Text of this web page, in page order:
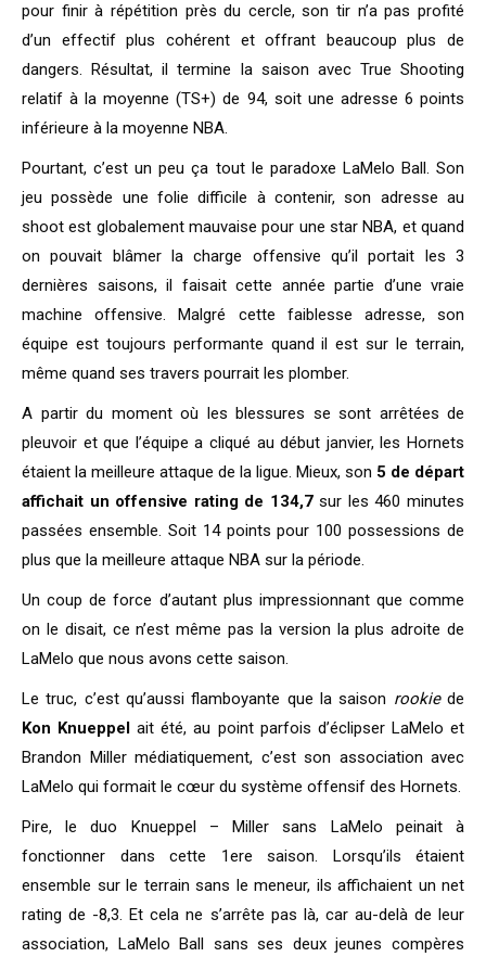
pour finir à répétition près du cercle, son tir n’a pas profité
d’un effectif plus cohérent et offrant beaucoup plus de
dangers. Résultat, il termine la saison avec True Shooting
relatif à la moyenne (TS+) de 94, soit une adresse 6 points
inférieure à la moyenne NBA.
Pourtant, c’est un peu ça tout le paradoxe LaMelo Ball. Son
jeu possède une folie difficile à contenir, son adresse au
shoot est globalement mauvaise pour une star NBA, et quand
on pouvait blâmer la charge offensive qu’il portait les 3
dernières saisons, il faisait cette année partie d’une vraie
machine offensive. Malgré cette faiblesse adresse, son
équipe est toujours performante quand il est sur le terrain,
même quand ses travers pourrait les plomber.
A partir du moment où les blessures se sont arrêtées de
pleuvoir et que l’équipe a cliqué au début janvier, les Hornets
étaient la meilleure attaque de la ligue. Mieux, son 5 de départ
affichait un offensive rating de 134,7sur les 460 minutes
passées ensemble. Soit 14 points pour 100 possessions de
plus que la meilleure attaque NBA sur la période.
Un coup de force d’autant plus impressionnant que comme
on le disait, ce n’est même pas la version la plus adroite de
LaMelo que nous avons cette saison.
Le truc, c’est qu’aussi flamboyante que la saison rookiede
Kon Knueppel ait été, au point parfois d’éclipser LaMelo et
Brandon Miller médiatiquement, c’est son association avec
LaMelo qui formait le cœur du système offensif des Hornets.
Pire, le duo Knueppel – Miller sans LaMelo peinait à
fonctionner dans cette 1ere saison. Lorsqu’ils étaient
ensemble sur le terrain sans le meneur, ils affichaient un net
rating de -8,3. Et cela ne s’arrête pas là, car au-delà de leur
association, LaMelo Ball sans ses deux jeunes compères